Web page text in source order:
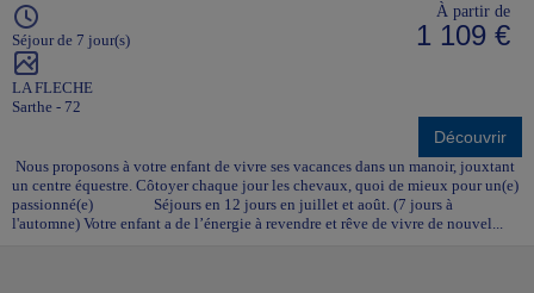
Séjour de 7 jour(s)
LA FLECHE
Sarthe - 72
À partir de
1 109 €
Découvrir
Nous proposons à votre enfant de vivre ses vacances dans un manoir, jouxtant
un centre équestre. Côtoyer chaque jour les chevaux, quoi de mieux pour un(e)
passionné(e) Séjours en 12 jours en juillet et août. (7 jours à
l'automne) Votre enfant a de l’énergie à revendre et rêve de vivre de nouvel...